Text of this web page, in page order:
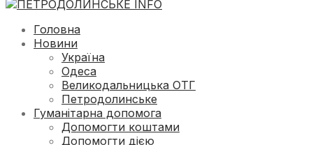
Головна
Новини
Україна
Одеса
Великодальницька ОТГ
Петродолинське
Гуманітарна допомога
Допомогти коштами
Допомогти дією